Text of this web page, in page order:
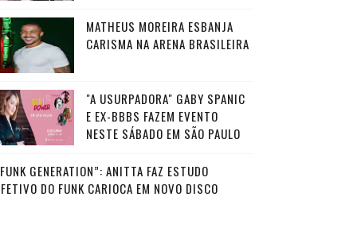
MATHEUS MOREIRA ESBANJA
CARISMA NA ARENA BRASILEIRA
"A USURPADORA" GABY SPANIC
E EX-BBBS FAZEM EVENTO
NESTE SÁBADO EM SÃO PAULO
GENERATION”: ANITTA FAZ ESTUDO
DO FUNK CARIOCA EM NOVO DISCO